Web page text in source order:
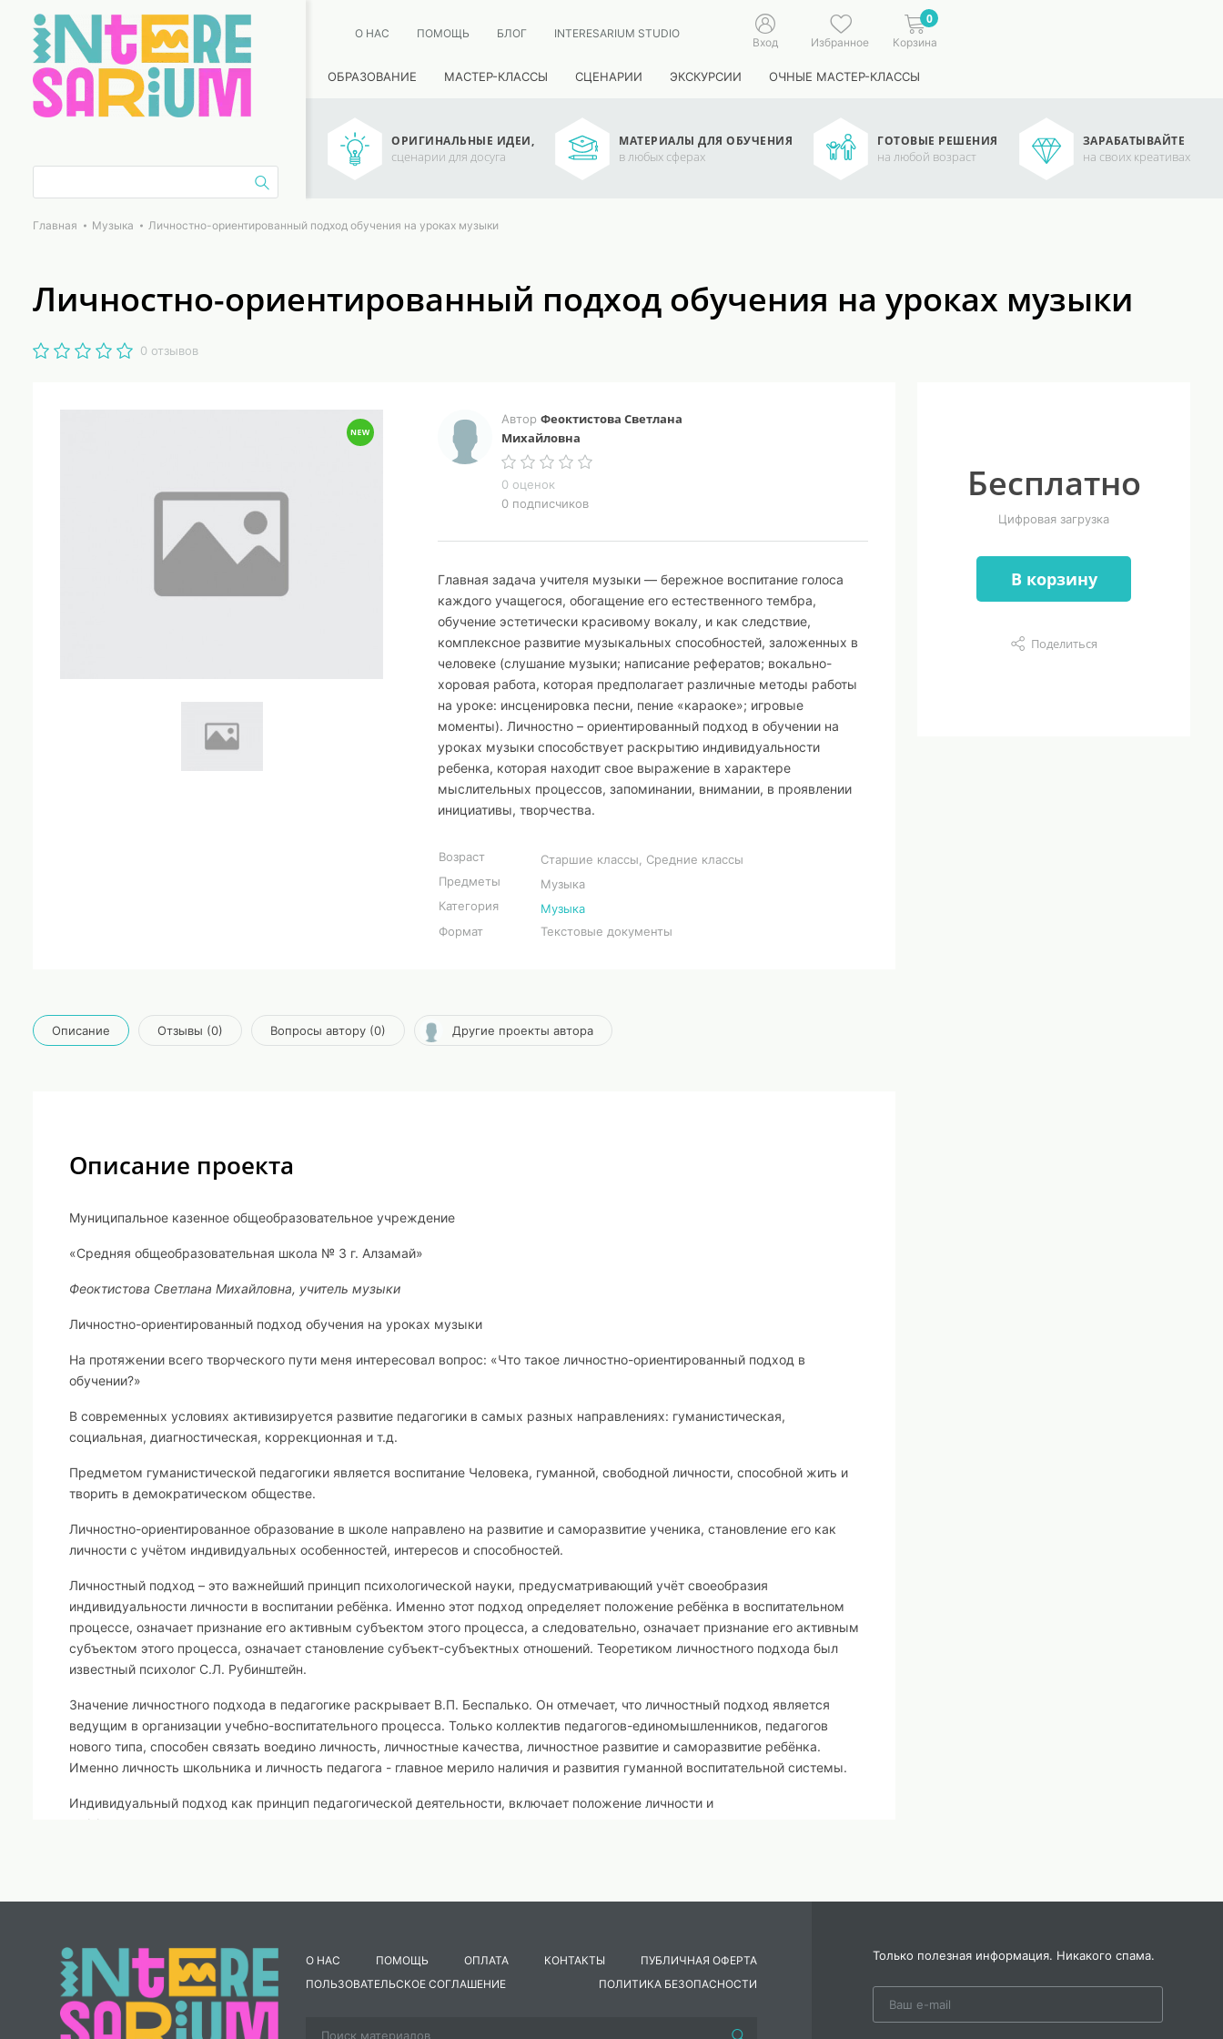
О НАС ПОМОЩЬ БЛОГ INTERESARIUM STUDIO
Вход Избранное
0
Корзина
ОБРАЗОВАНИЕ МАСТЕР-КЛАССЫ СЦЕНАРИИ ЭКСКУРСИИ ОЧНЫЕ МАСТЕР-КЛАССЫ
ОРИГИНАЛЬНЫЕ ИДЕИ,
сценарии для досуга
МАТЕРИАЛЫ ДЛЯ ОБУЧЕНИЯ
в любых сферах
ГОТОВЫЕ РЕШЕНИЯ
на любой возраст
ЗАРАБАТЫВАЙТЕ
на своих креативах
Главная Музыка Личностно-ориентированный подход обучения на уроках музыки
Личностно-ориентированный подход обучения на уроках музыки
0 отзывов
Автор Феоктистова Светлана
Михайловна
0 оценок
0 подписчиков
Главная задача учителя музыки — бережное воспитание голоса
каждого учащегося, обогащение его естественного тембра,
обучение эстетически красивому вокалу, и как следствие,
комплексное развитие музыкальных способностей, заложенных в
человеке (слушание музыки; написание рефератов; вокально-
хоровая работа, которая предполагает различные методы работы
на уроке: инсценировка песни, пение «караоке»; игровые
моменты). Личностно – ориентированный подход в обучении на
уроках музыки способствует раскрытию индивидуальности
ребенка, которая находит свое выражение в характере
мыслительных процессов, запоминании, внимании, в проявлении
инициативы, творчества.
Возраст
Старшие классы, Средние классы
Предметы
Музыка
Категория
Музыка
Формат
Текстовые документы
Бесплатно
Цифровая загрузка
В корзину
Поделиться
Описание Отзывы (0) Вопросы автору (0) Другие проекты автора
Описание проекта
Муниципальное казенное общеобразовательное учреждение
«Средняя общеобразовательная школа № 3 г. Алзамай»
Феоктистова Светлана Михайловна, учитель музыки
Личностно-ориентированный подход обучения на уроках музыки
На протяжении всего творческого пути меня интересовал вопрос: «Что такое личностно-ориентированный подход в
обучении?»
В современных условиях активизируется развитие педагогики в самых разных направлениях: гуманистическая,
социальная, диагностическая, коррекционная и т.д.
Предметом гуманистической педагогики является воспитание Человека, гуманной, свободной личности, способной жить и
творить в демократическом обществе.
Личностно-ориентированное образование в школе направлено на развитие и саморазвитие ученика, становление его как
личности с учётом индивидуальных особенностей, интересов и способностей.
Личностный подход – это важнейший принцип психологической науки, предусматривающий учёт своеобразия
индивидуальности личности в воспитании ребёнка. Именно этот подход определяет положение ребёнка в воспитательном
процессе, означает признание его активным субъектом этого процесса, а следовательно, означает признание его активным
субъектом этого процесса, означает становление субъект-субъектных отношений. Теоретиком личностного подхода был
известный психолог С.Л. Рубинштейн.
Значение личностного подхода в педагогике раскрывает В.П. Беспалько. Он отмечает, что личностный подход является
ведущим в организации учебно-воспитательного процесса. Только коллектив педагогов-единомышленников, педагогов
нового типа, способен связать воедино личность, личностные качества, личностное развитие и саморазвитие ребёнка.
Именно личность школьника и личность педагога - главное мерило наличия и развития гуманной воспитательной системы.
Индивидуальный подход как принцип педагогической деятельности, включает положение личности и
дифференцированного подхода.
 установление и развитие деловых и межличностных контактов на уровне «учитель-ученик-класс»;
 уважение самооценки личности ученика;
 вовлечение ученика во все виды деятельности для выявления его способностей и качеств характера;
О НАС ПОМОЩЬ ОПЛАТА КОНТАКТЫ
ПУБЛИЧНАЯ ОФЕРТА
ПОЛЬЗОВАТЕЛЬСКОЕ СОГЛАШЕНИЕ
ПОЛИТИКА БЕЗОПАСНОСТИ
Только полезная информация. Никакого спама.